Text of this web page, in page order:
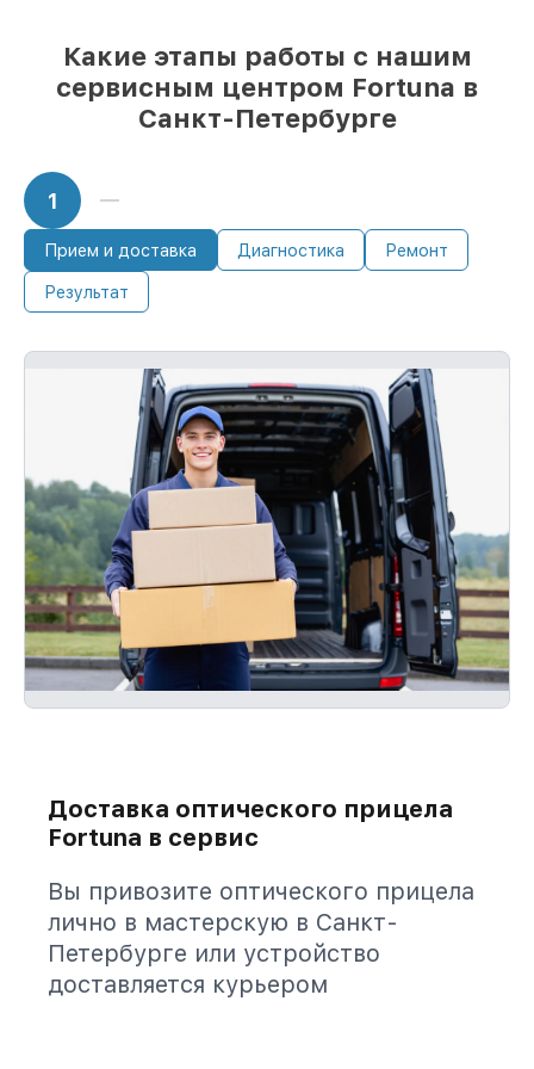
начинает работу сразу
Какие этапы работы с нашим
сервисным центром Fortuna в
Санкт-Петербурге
1
Прием и доставка Диагностика Ремонт
Результат
Доставка оптического прицела
Fortuna в сервис
Вы привозите оптического прицела
лично в мастерскую в Санкт-
Петербурге или устройство
доставляется курьером